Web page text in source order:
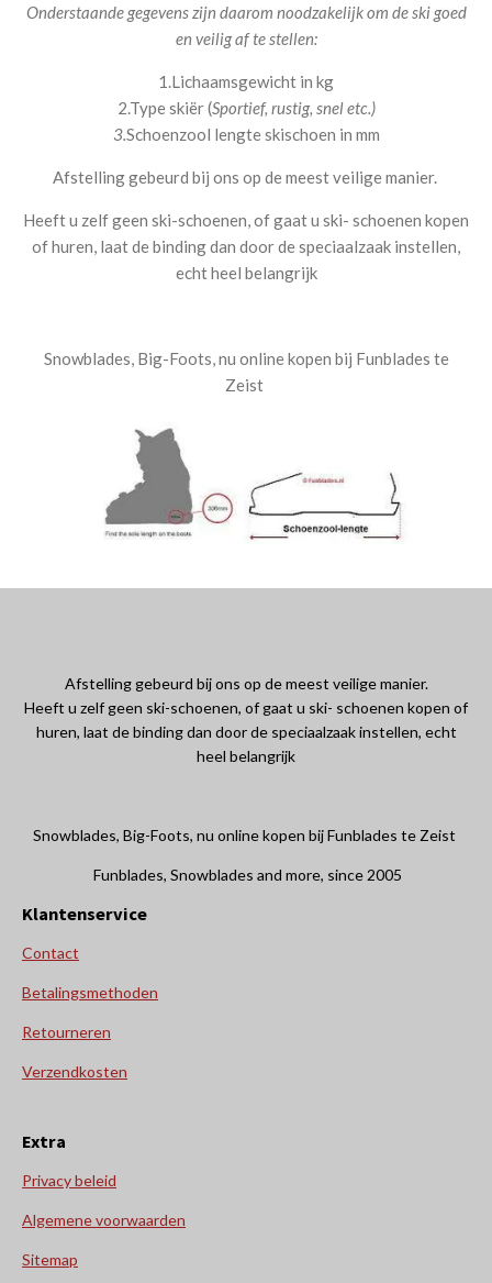
Onderstaande gegevens zijn daarom noodzakelijk om de ski goed
en veilig af te stellen:
1.Lichaamsgewicht in kg
2.Type skiër (Sportief, rustig, snel etc.)
3.Schoenzool lengte skischoen in mm
Afstelling gebeurd bij ons op de meest veilige manier.
Heeft u zelf geen ski-schoenen, of gaat u ski- schoenen kopen
of huren, laat de binding dan door de speciaalzaak instellen,
echt heel belangrijk
Snowblades, Big-Foots, nu online kopen bij Funblades te
Zeist
Afstelling gebeurd bij ons op de meest veilige manier.
Heeft u zelf geen ski-schoenen, of gaat u ski- schoenen kopen of
huren, laat de binding dan door de speciaalzaak instellen, echt
heel belangrijk
Snowblades, Big-Foots, nu online kopen bij Funblades te Zeist
Funblades, Snowblades and more, since 2005
Klantenservice
Contact
Betalingsmethoden
Retourneren
Verzendkosten
Extra
Privacy beleid
Algemene voorwaarden
Sitemap